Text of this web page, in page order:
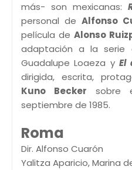
más- son mexicanas:
personal de Alfonso
película de Alonso
adaptación a la serie
Guadalupe Loaeza yEl
dirigida, escrita,
Kuno Becker sobre
septiembre de 1985.
Roma
Dir. Alfonso Cuarón
Yalitza Aparicio, Marina